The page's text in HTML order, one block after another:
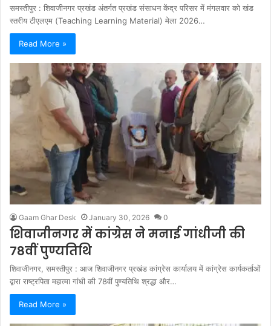
समस्तीपुर : शिवाजीनगर प्रखंड अंतर्गत प्रखंड संसाधन केंद्र परिसर में मंगलवार को खंड
स्तरीय टीएलएम (Teaching Learning Material) मेला 2026…
Read More »
Gaam Ghar Desk January 30, 2026 0
शिवाजीनगर में कांग्रेस ने मनाई गांधीजी की
78वीं पुण्यतिथि
शिवाजीनगर, समस्तीपुर : आज शिवाजीनगर प्रखंड कांग्रेस कार्यालय में कांग्रेस कार्यकर्ताओं
द्वारा राष्ट्रपिता महात्मा गांधी की 78वीं पुण्यतिथि श्रद्धा और…
Read More »